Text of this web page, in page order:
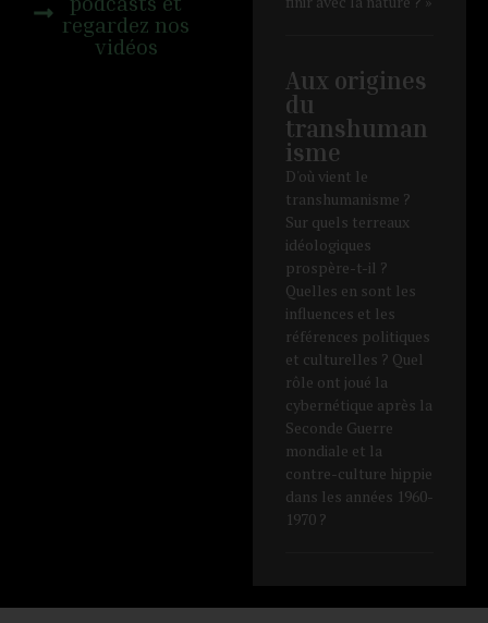
regardez nos
vidéos
Aux origines
du
transhuman
isme
D'où vient le
transhumanisme ?
Sur quels terreaux
idéologiques
prospère-t-il ?
Quelles en sont les
influences et les
références politiques
et culturelles ? Quel
rôle ont joué la
cybernétique après la
Seconde Guerre
mondiale et la
contre-culture hippie
dans les années 1960-
1970 ?